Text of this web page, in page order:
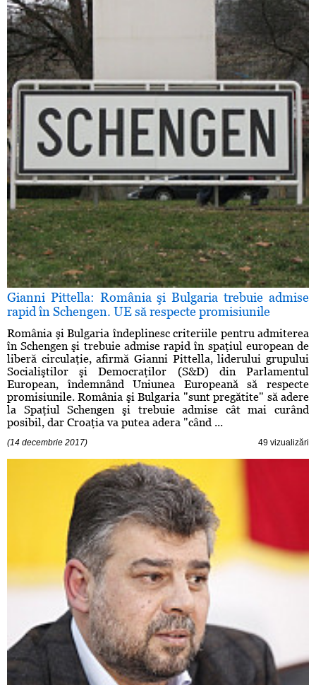
Gianni Pittella: România şi Bulgaria trebuie admise
rapid în Schengen. UE să respecte promisiunile
România şi Bulgaria îndeplinesc criteriile pentru admiterea
în Schengen şi trebuie admise rapid în spaţiul european de
liberă circulaţie, afirmă Gianni Pittella, liderului grupului
Socialiştilor şi Democraţilor (S&D) din Parlamentul
European, îndemnând Uniunea Europeană să respecte
promisiunile. România şi Bulgaria "sunt pregătite" să adere
la Spaţiul Schengen şi trebuie admise cât mai curând
posibil, dar Croaţia va putea adera "când ...
(14 decembrie 2017) 49 vizualizări